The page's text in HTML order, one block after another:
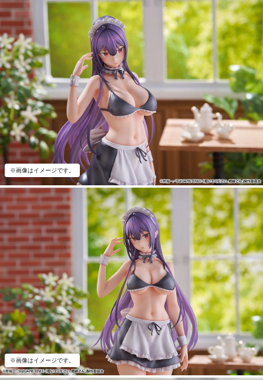
※画像はイメージです。
※画像はイメージです。